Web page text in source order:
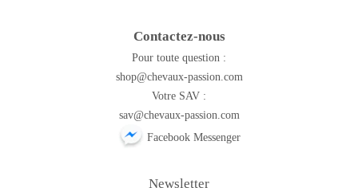
Contactez-nous
Pour toute question :
shop@chevaux-passion.com
Votre SAV :
sav@chevaux-passion.com
Facebook Messenger
Newsletter